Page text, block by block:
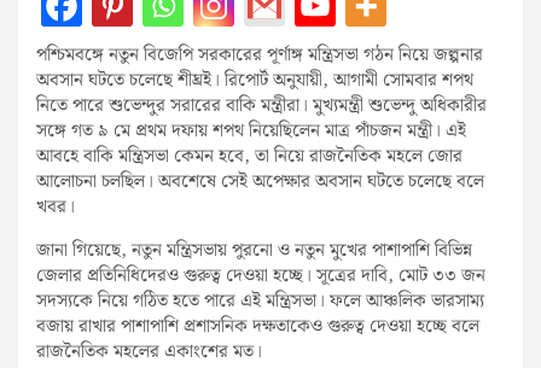
পশ্চিমবঙ্গে নতুন বিজেপি সরকারের পূর্ণাঙ্গ মন্ত্রিসভা গঠন নিয়ে জল্পনার
অবসান ঘটতে চলেছে শীঘ্রই। রিপোর্ট অনুযায়ী, আগামী সোমবার শপথ
নিতে পারে শুভেন্দুর সরারের বাকি মন্ত্রীরা। মুখ্যমন্ত্রী শুভেন্দু অধিকারীর
সঙ্গে গত ৯ মে প্রথম দফায় শপথ নিয়েছিলেন মাত্র পাঁচজন মন্ত্রী। এই
আবহে বাকি মন্ত্রিসভা কেমন হবে, তা নিয়ে রাজনৈতিক মহলে জোর
আলোচনা চলছিল। অবশেষে সেই অপেক্ষার অবসান ঘটতে চলেছে বলে
খবর।
জানা গিয়েছে, নতুন মন্ত্রিসভায় পুরনো ও নতুন মুখের পাশাপাশি বিভিন্ন
জেলার প্রতিনিধিদেরও গুরুত্ব দেওয়া হচ্ছে। সূত্রের দাবি, মোট ৩৩ জন
সদস্যকে নিয়ে গঠিত হতে পারে এই মন্ত্রিসভা। ফলে আঞ্চলিক ভারসাম্য
বজায় রাখার পাশাপাশি প্রশাসনিক দক্ষতাকেও গুরুত্ব দেওয়া হচ্ছে বলে
রাজনৈতিক মহলের একাংশের মত।